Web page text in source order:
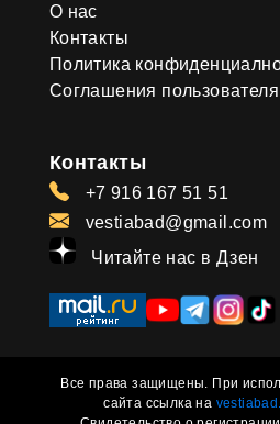
О нас
Контакты
Политика
Соглашения пользователя
Контакты
+7 916 167 51 51
vestiabad@gmail.com
Читайте нас в Дзен
Все права защищены. При
сайта ссылка на